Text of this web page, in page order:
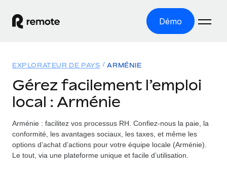
Démo
EMPLOI À L’INTERNATIONAL
Paie multipays
Gérez la paie facilement et en toute conformité
Employer of record
Solutions
COUVERTURE MONDIALE
Explorateur de pays
Toutes les informations sur l’emploi à l’international,
Ressources
OUTILS & CALCULATEURS
Tarification
EXPLORATEUR DE PAYS ARMÉNIE
Gérez facilement l’emploi
local : Arménie
Arménie : facilitez vos processus RH. Confiez-nous la paie, la
conformité, les avantages sociaux, les taxes, et même les
options d’achat d’actions pour votre équipe locale (Arménie).
Le tout, via une plateforme unique et facile d’utilisation.